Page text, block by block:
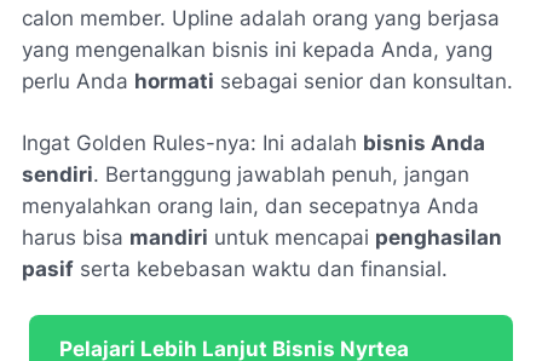
calon member. Upline adalah orang yang berjasa
yang mengenalkan bisnis ini kepada Anda, yang
perlu Anda hormati sebagai senior dan konsultan.
Ingat Golden Rules-nya: Ini adalah bisnis Anda
sendiri. Bertanggung jawablah penuh, jangan
menyalahkan orang lain, dan secepatnya Anda
harus bisa mandiri untuk mencapai penghasilan
pasif serta kebebasan waktu dan finansial.
Pelajari Lebih Lanjut Bisnis Nyrtea